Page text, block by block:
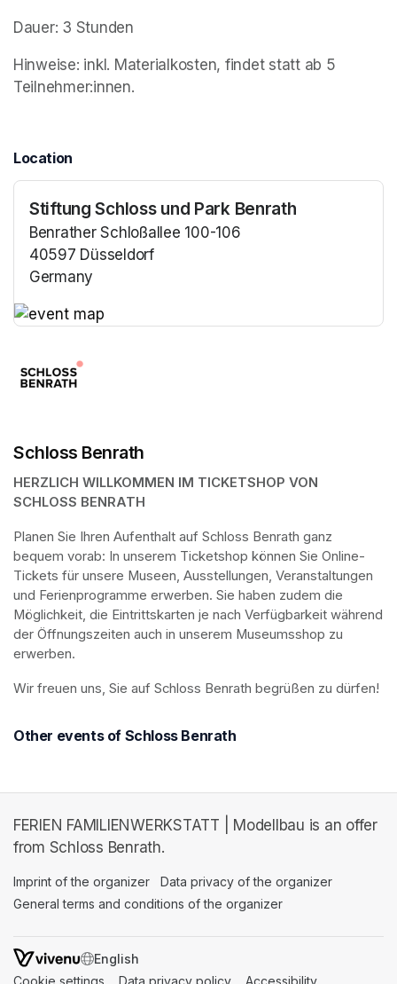
Dauer: 3 Stunden
Hinweise: inkl. Materialkosten, findet statt ab 5
Teilnehmer:innen.
Location
Stiftung Schloss und Park Benrath
Benrather Schloßallee 100-106
40597 Düsseldorf
Germany
Schloss Benrath
HERZLICH WILLKOMMEN IM TICKETSHOP VON
SCHLOSS BENRATH
Planen Sie Ihren Aufenthalt auf Schloss Benrath ganz
bequem vorab: In unserem Ticketshop können Sie Online-
Tickets für unsere Museen, Ausstellungen, Veranstaltungen
und Ferienprogramme erwerben. Sie haben zudem die
Möglichkeit, die Eintrittskarten je nach Verfügbarkeit während
der Öffnungszeiten auch in unserem Museumsshop zu
erwerben.
Wir freuen uns, Sie auf Schloss Benrath begrüßen zu dürfen!
Other events of Schloss Benrath
FERIEN FAMILIENWERKSTATT | Modellbau is an offer
from Schloss Benrath.
Imprint of the organizer (opens in a new tab)
Data privacy of the organizer
General terms and conditions of the organizer
SWITCH LANGUAGE
Cookie settings (opens in a new tab)
Data privacy policy (opens in a new tab)
Accessibility